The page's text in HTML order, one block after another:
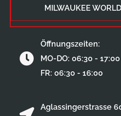
MILWAUKEE WORLD
Aglassingerstrasse
Öffnungszeiten:
MO-DO: 06:30 - 17:00
FR: 06:30 - 16:00